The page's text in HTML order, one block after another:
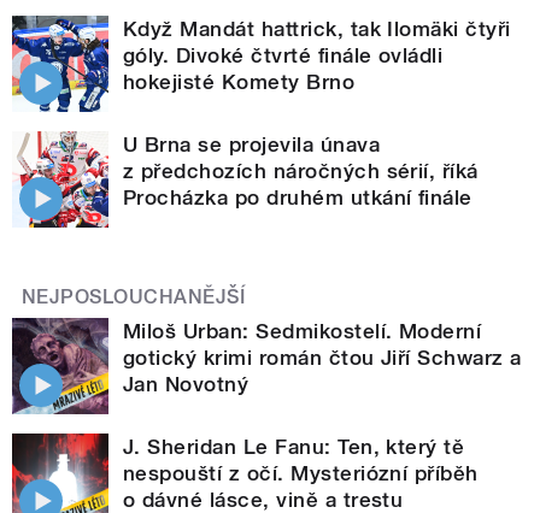
Když Mandát hattrick, tak Ilomäki čtyři
góly. Divoké čtvrté finále ovládli
hokejisté Komety Brno
U Brna se projevila únava
z předchozích náročných sérií, říká
Procházka po druhém utkání finále
NEJPOSLOUCHANĚJŠÍ
Miloš Urban: Sedmikostelí. Moderní
gotický krimi román čtou Jiří Schwarz a
Jan Novotný
J. Sheridan Le Fanu: Ten, který tě
nespouští z očí. Mysteriózní příběh
o dávné lásce, vině a trestu